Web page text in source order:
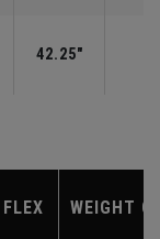
42.25"
FLEX WEIGHT